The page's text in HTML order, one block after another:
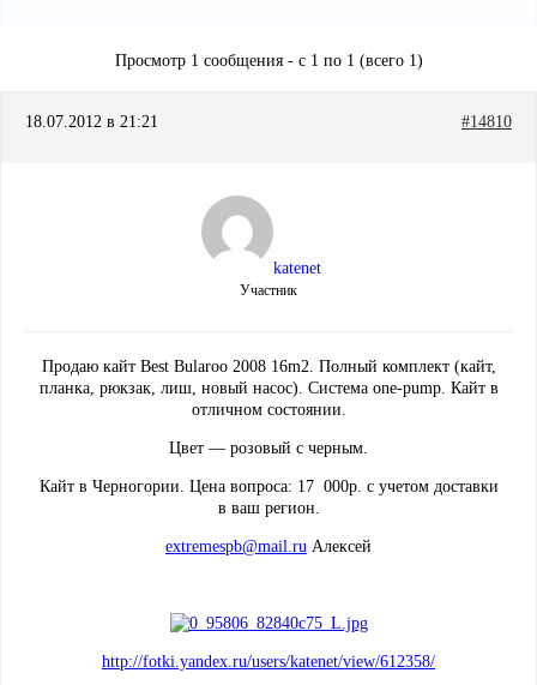
Просмотр 1 сообщения - с 1 по 1 (всего 1)
18.07.2012 в 21:21 #14810
katenet
Участник
Продаю кайт Best Bularoo 2008 16m2. Полный комплект (кайт,
планка, рюкзак, лиш, новый насос). Система one-pump. Кайт в
отличном состоянии.
Цвет — розовый с черным.
Кайт в Черногории. Цена вопроса: 17 000р. с учетом доставки
в ваш регион.
extremespb@mail.ru Алексей
http://fotki.yandex.ru/users/katenet/view/612358/